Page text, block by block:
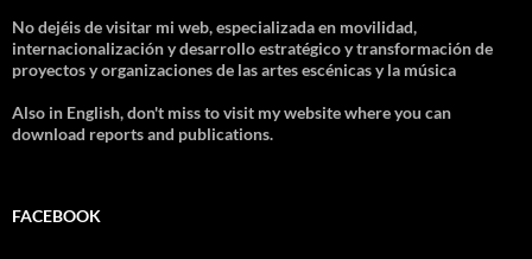
No dejéis de visitar mi web, especializada en movilidad,
internacionalización y desarrollo estratégico y transformación de
proyectos y organizaciones de las artes escénicas y la música
Also in English, don't miss to visit my website where you can
download reports and publications.
FACEBOOK